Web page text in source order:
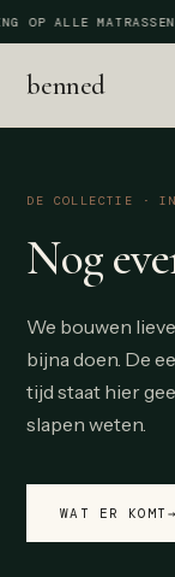
OP ALLE MATRASSEN
benned
DE COLLECTIE · IN
Nog
We bouwen
bijna doen. De
tijd staat hier
slapen weten.
WAT ER KOMT →